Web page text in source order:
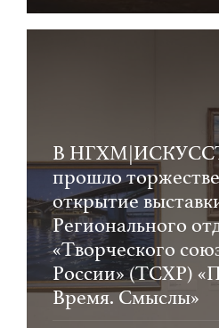
В
прошло
открытие
Регионального
«Творческого
России» (ТСХР)
Время. Смыслы»